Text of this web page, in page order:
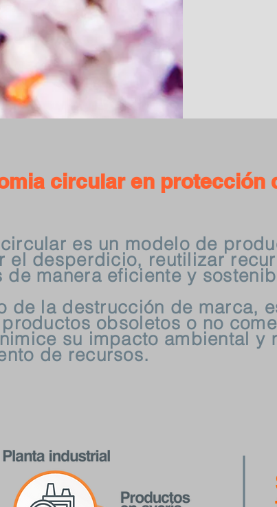
circular en protección
es un modelo de
el desperdicio, reutilizar
de manera eficiente y
de la destrucción de marca,
obsoletos o no
su impacto ambiental y
de recursos.